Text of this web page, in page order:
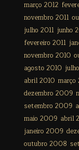
março 2012
novembro 2011
julho 2011 junho
fevereiro 2011
novembro 2010
agosto 2010
abril 2010 março
dezembro 2009
setembro 2009
maio 2009 abril
janeiro 2009
outubro 2008